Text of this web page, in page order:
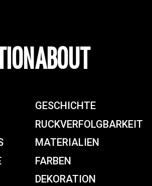
ABOUT
GESCHICHTE
RUCKVERFOLGBARKEIT
MATERIALIEN
FARBEN
DEKORATION